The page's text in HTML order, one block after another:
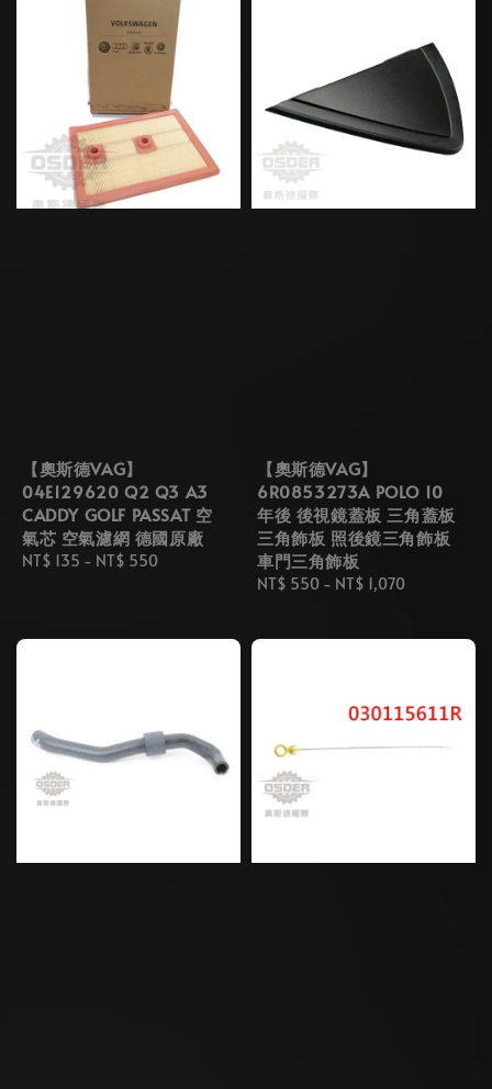
【奧斯德VAG】
04E129620 Q2 Q3 A3
CADDY GOLF PASSAT 空
氣芯 空氣濾網 德國原廠
Regular
NT$ 135 - NT$ 550
【奧斯德VAG】
6R0853273A POLO 10
年後 後視鏡蓋板 三角蓋板
三角飾板 照後鏡三角飾板
車門三角飾板
Regular
NT$ 550 - NT$ 1,070